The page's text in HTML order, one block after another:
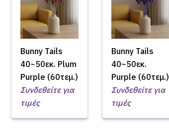
Bunny Tails
40~50εκ. Plum
Purple (60τεμ.)
Συνδεθείτε για
τιμές
Bunny Tails
40~50εκ.
Purple (60τεμ.)
Συνδεθείτε για
τιμές